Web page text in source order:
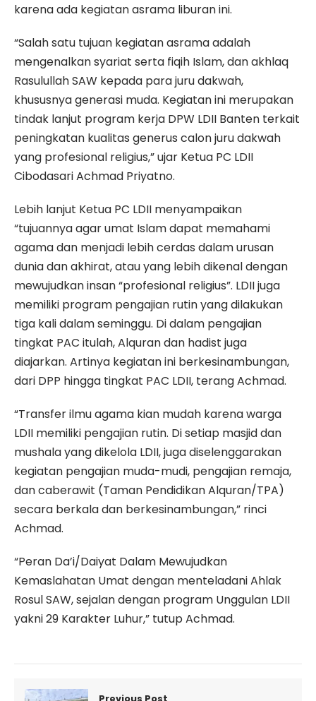
karena ada kegiatan asrama liburan ini.
“Salah satu tujuan kegiatan asrama adalah
mengenalkan syariat serta fiqih Islam, dan akhlaq
Rasulullah SAW kepada para juru dakwah,
khususnya generasi muda. Kegiatan ini merupakan
tindak lanjut program kerja DPW LDII Banten terkait
peningkatan kualitas generus calon juru dakwah
yang profesional religius,” ujar Ketua PC LDII
Cibodasari Achmad Priyatno.
Lebih lanjut Ketua PC LDII menyampaikan
“tujuannya agar umat Islam dapat memahami
agama dan menjadi lebih cerdas dalam urusan
dunia dan akhirat, atau yang lebih dikenal dengan
mewujudkan insan “profesional religius”. LDII juga
memiliki program pengajian rutin yang dilakukan
tiga kali dalam seminggu. Di dalam pengajian
tingkat PAC itulah, Alquran dan hadist juga
diajarkan. Artinya kegiatan ini berkesinambungan,
dari DPP hingga tingkat PAC LDII, terang Achmad.
“Transfer ilmu agama kian mudah karena warga
LDII memiliki pengajian rutin. Di setiap masjid dan
mushala yang dikelola LDII, juga diselenggarakan
kegiatan pengajian muda-mudi, pengajian remaja,
dan caberawit (Taman Pendidikan Alquran/TPA)
secara berkala dan berkesinambungan,” rinci
Achmad.
“Peran Da’i/Daiyat Dalam Mewujudkan
Kemaslahatan Umat dengan menteladani Ahlak
Rosul SAW, sejalan dengan program Unggulan LDII
yakni 29 Karakter Luhur,” tutup Achmad.